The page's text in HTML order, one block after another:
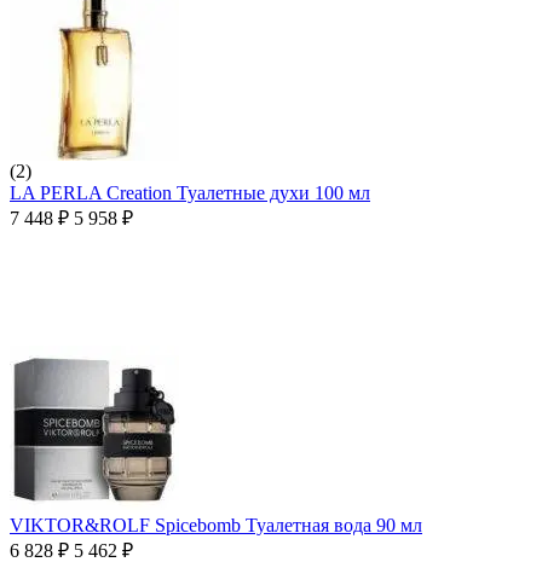
(2)
LA PERLA Creation Туалетные духи 100 мл
7 448 ₽ 5 958 ₽
VIKTOR&ROLF Spicebomb Туалетная вода 90 мл
6 828 ₽ 5 462 ₽